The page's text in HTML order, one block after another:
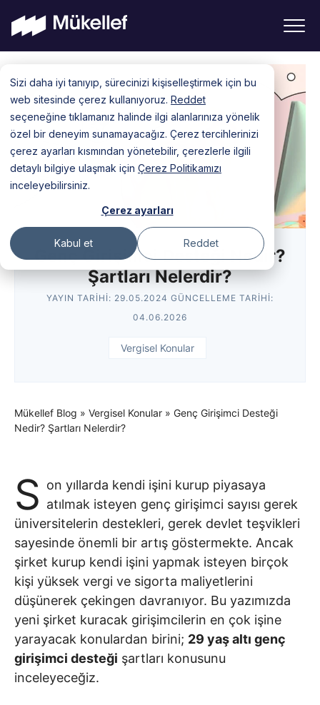
Sizi daha iyi tanıyıp, sürecinizi kişiselleştirmek için bu
web sitesinde çerez kullanıyoruz. Reddet
seçeneğine tıklamanız halinde ilgi alanlarınıza yönelik
özel bir deneyim sunamayacağız. Çerez tercihlerinizi
çerez ayarları kısmından yönetebilir, çerezlerle ilgili
detaylı bilgiye ulaşmak için Çerez Politikamızı
inceleyebilirsiniz.
Çerez ayarları
Kabul et Reddet
content
Genç Girişimci Desteği Nedir?
Şartları Nelerdir?
YAYIN TARIHI: 29.05.2024 GÜNCELLEME TARIHI:
04.06.2026
Vergisel Konular
Mükellef Blog » Vergisel Konular » Genç Girişimci Desteği
Nedir? Şartları Nelerdir?
S on yıllarda kendi işini kurup piyasaya
atılmak isteyen genç girişimci sayısı gerek
üniversitelerin destekleri, gerek devlet teşvikleri
sayesinde önemli bir artış göstermekte. Ancak
şirket kurup kendi işini yapmak isteyen birçok
kişi yüksek vergi ve sigorta maliyetlerini
düşünerek çekingen davranıyor. Bu yazımızda
yeni şirket kuracak girişimcilerin en çok işine
yarayacak konulardan birini; 29 yaş altı genç
girişimci desteği şartları konusunu
inceleyeceğiz.